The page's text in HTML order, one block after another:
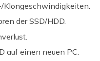
der SSD/HDD.
auf einen neuen PC.